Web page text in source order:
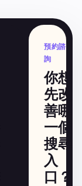
預約諮
詢
你想
先改
善哪
一個
搜尋
入
口？